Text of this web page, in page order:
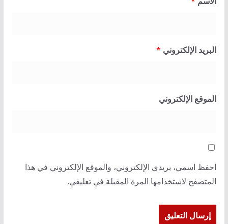
البريد الإلكتروني *
الموقع الإلكتروني
احفظ اسمي، بريدي الإلكتروني، والموقع الإلكتروني في هذا
المتصفح لاستخدامها المرة المقبلة في تعليقي.